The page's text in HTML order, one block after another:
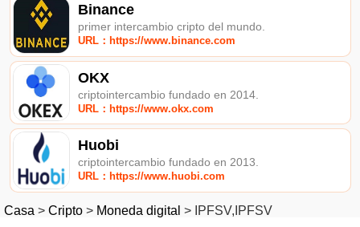
Binance
primer intercambio cripto del mundo.
URL：https://www.binance.com
OKX
criptointercambio fundado en 2014.
URL：https://www.okx.com
Huobi
criptointercambio fundado en 2013.
URL：https://www.huobi.com
Casa > Cripto > Moneda digital > IPFSV,IPFSV